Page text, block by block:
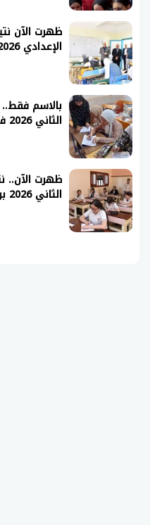
ظهرت الآن
الإعدادي 2026 بالاسم فقط
بالاسم فقط..
الثاني 2026 في المحافظات
ظهرت الآن..
الثاني 2026 برقم الجلوس محافظة الشرقية